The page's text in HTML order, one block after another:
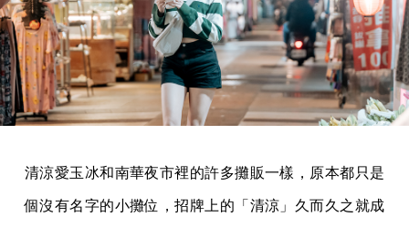
清涼愛玉冰和南華夜市裡的許多攤販一樣，原本都只是
個沒有名字的小攤位，招牌上的「清涼」久而久之就成